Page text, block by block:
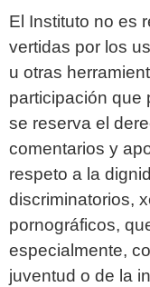
El Instituto no es
vertidas por los
u otras
participación que
se reserva el
comentarios y
respeto a la
discriminatorios,
pornográficos,
especialmente,
juventud o de la